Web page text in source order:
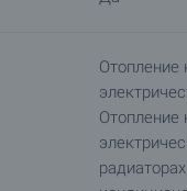
Отопление
Отопление